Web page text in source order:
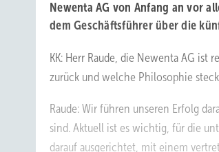
Newenta AG von Anfang an vor
dem Geschäftsführer über die
KK: Herr Raude, die Newenta AG
zurück und welche Philosophie
Raude: Wir führen unseren Erfolg
sind. Aktuell ist es wichtig, für die
darauf ausgerichtet, mit einem